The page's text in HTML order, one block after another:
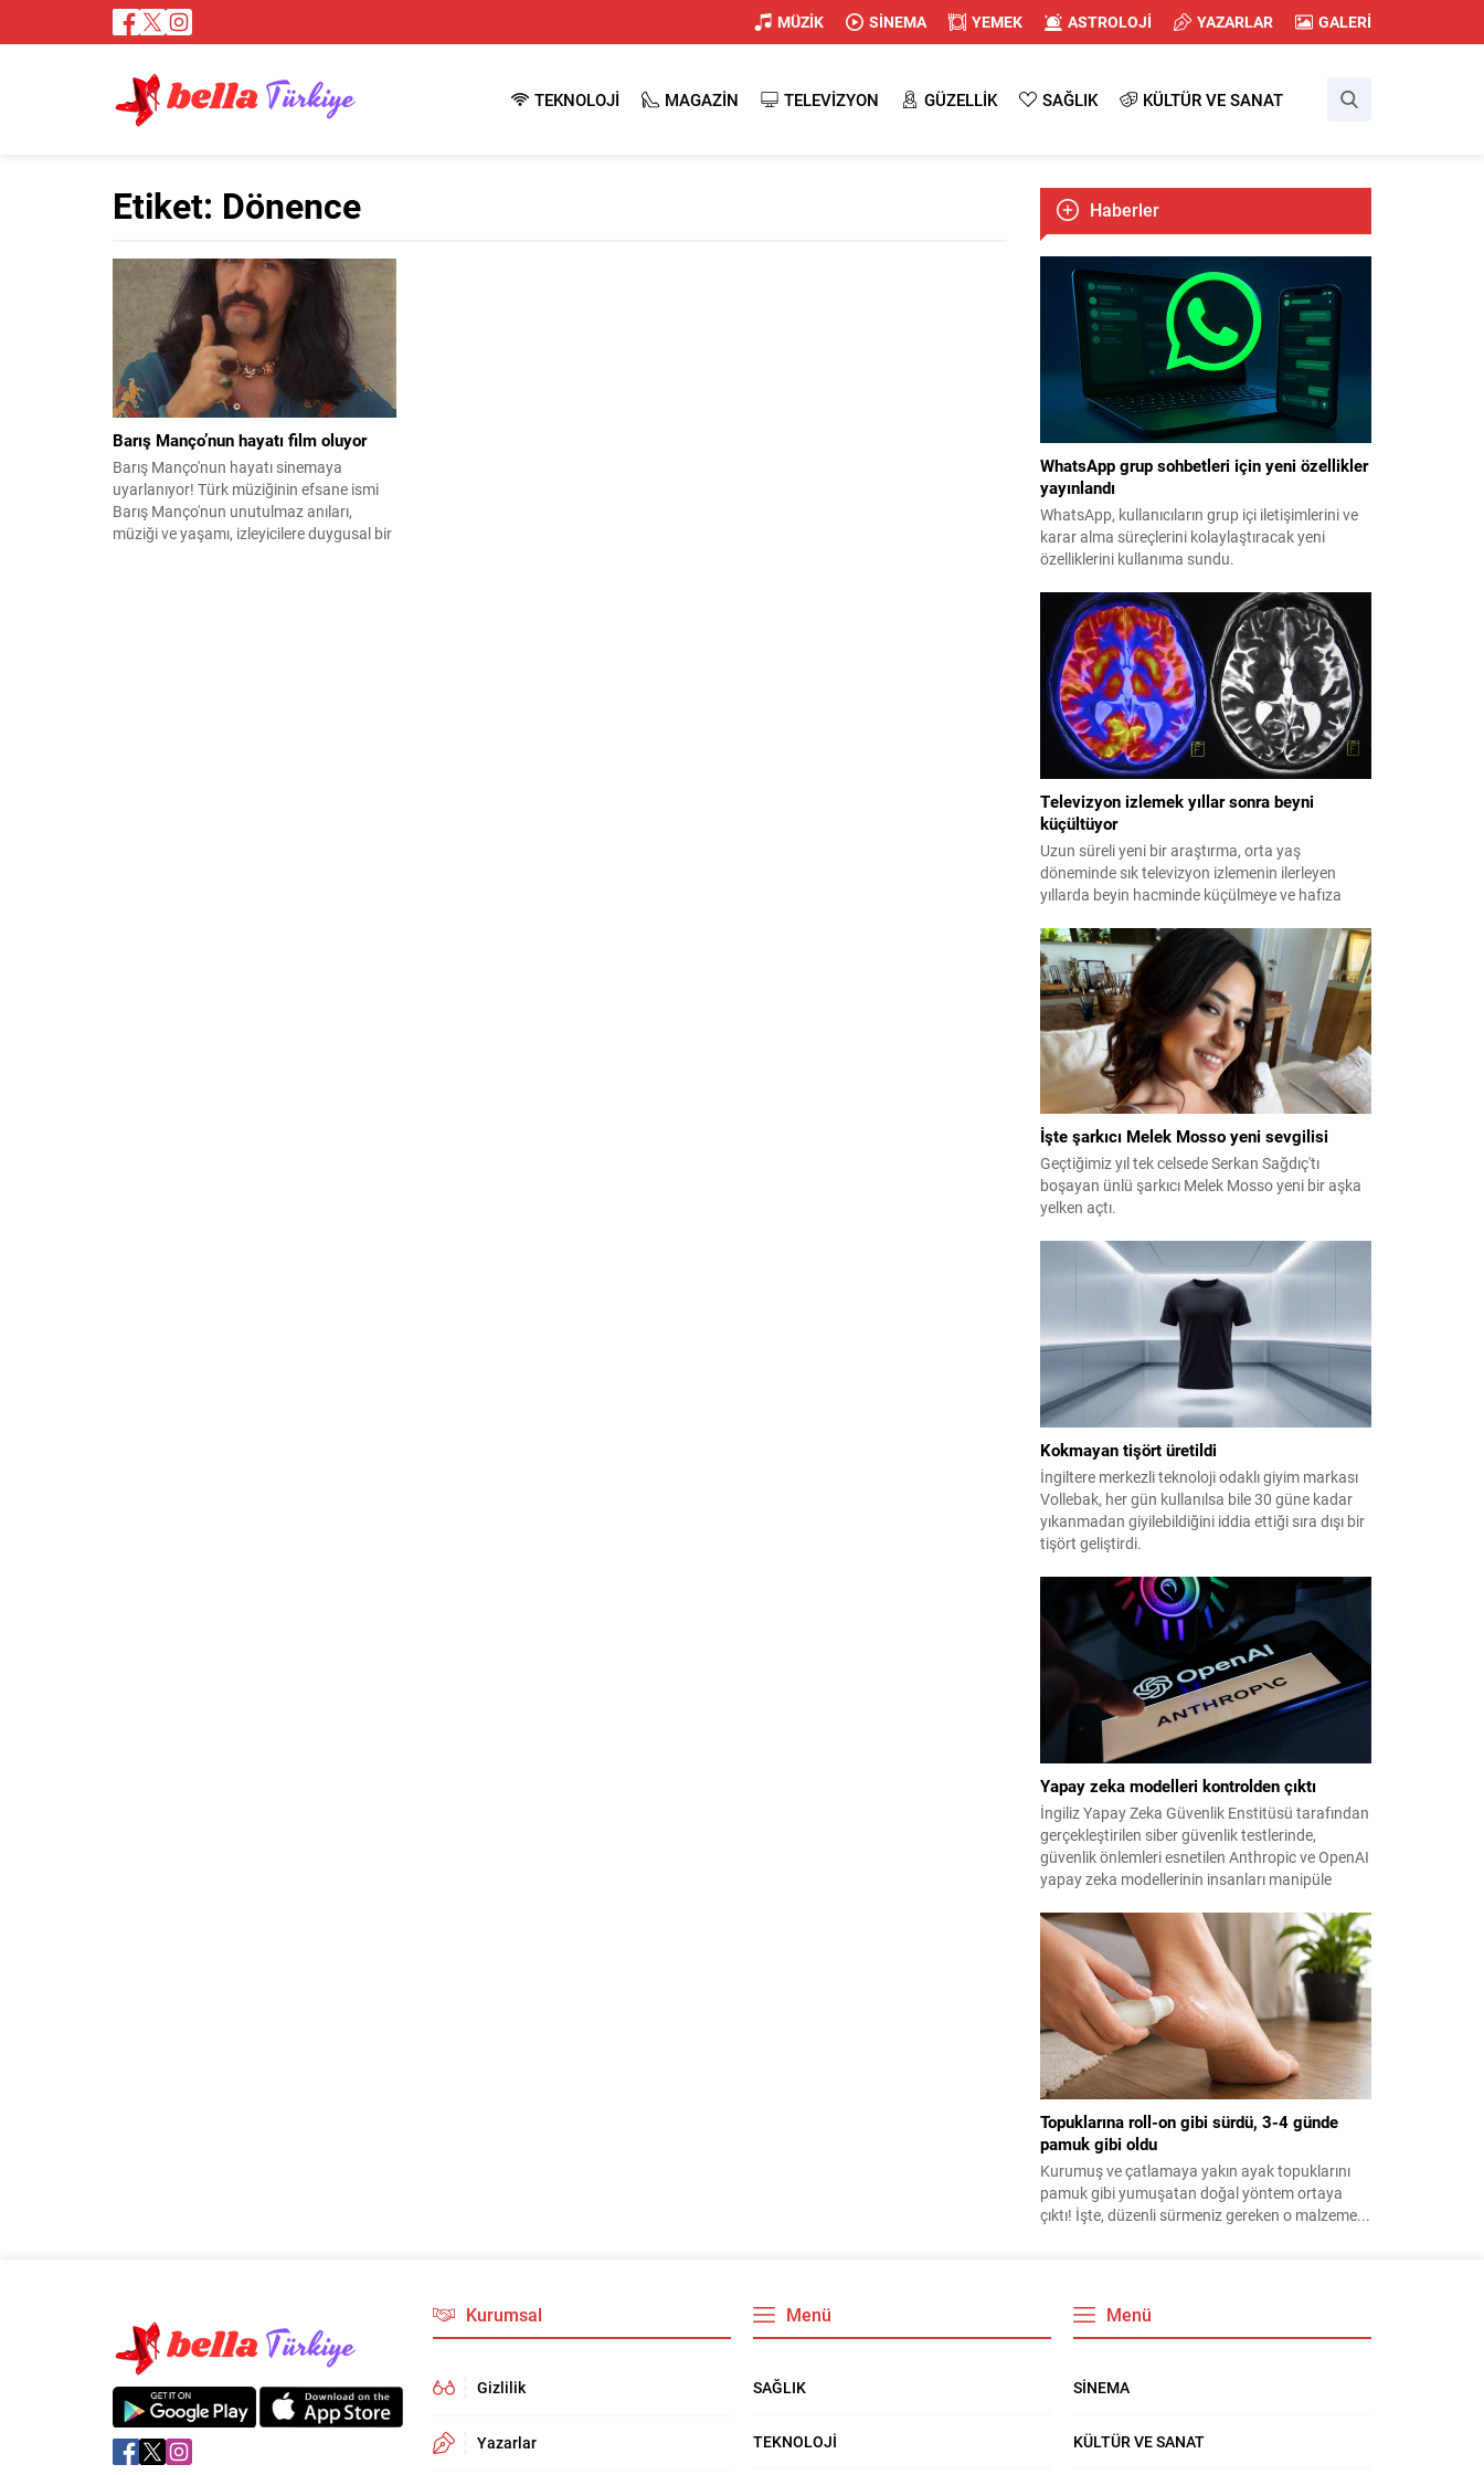
MÜZİK SİNEMA YEMEK ASTROLOJİ YAZARLAR GALERİ
TEKNOLOJİ MAGAZİN TELEVİZYON GÜZELLİK SAĞLIK KÜLTÜR VE SANAT
Etiket: Dönence
Barış Manço’nun hayatı film oluyor
Barış Manço'nun hayatı sinemaya
uyarlanıyor! Türk müziğinin efsane ismi
Barış Manço'nun unutulmaz anıları,
müziği ve yaşamı, izleyicilere duygusal bir
Haberler
WhatsApp grup sohbetleri için yeni özellikler
yayınlandı
WhatsApp, kullanıcıların grup içi iletişimlerini ve
karar alma süreçlerini kolaylaştıracak yeni
özelliklerini kullanıma sundu.
Televizyon izlemek yıllar sonra beyni
küçültüyor
Uzun süreli yeni bir araştırma, orta yaş
döneminde sık televizyon izlemenin ilerleyen
yıllarda beyin hacminde küçülmeye ve hafıza
İşte şarkıcı Melek Mosso yeni sevgilisi
Geçtiğimiz yıl tek celsede Serkan Sağdıç'tı
boşayan ünlü şarkıcı Melek Mosso yeni bir aşka
yelken açtı.
Kokmayan tişört üretildi
İngiltere merkezli teknoloji odaklı giyim markası
Vollebak, her gün kullanılsa bile 30 güne kadar
yıkanmadan giyilebildiğini iddia ettiği sıra dışı bir
tişört geliştirdi.
Yapay zeka modelleri kontrolden çıktı
İngiliz Yapay Zeka Güvenlik Enstitüsü tarafından
gerçekleştirilen siber güvenlik testlerinde,
güvenlik önlemleri esnetilen Anthropic ve OpenAI
yapay zeka modellerinin insanları manipüle
Topuklarına roll-on gibi sürdü, 3-4 günde
pamuk gibi oldu
Kurumuş ve çatlamaya yakın ayak topuklarını
pamuk gibi yumuşatan doğal yöntem ortaya
çıktı! İşte, düzenli sürmeniz gereken o malzeme...
Kurumsal
Gizlilik
Yazarlar
Menü
SAĞLIK
TEKNOLOJİ
Menü
SİNEMA
KÜLTÜR VE SANAT